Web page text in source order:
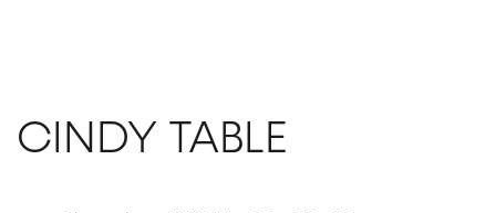
CINDY TABLE